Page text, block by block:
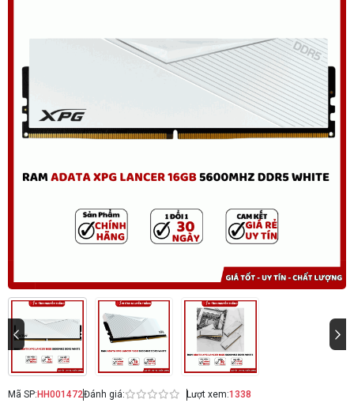
Mã SP: HH001472Đánh giá: Lượt xem:1338